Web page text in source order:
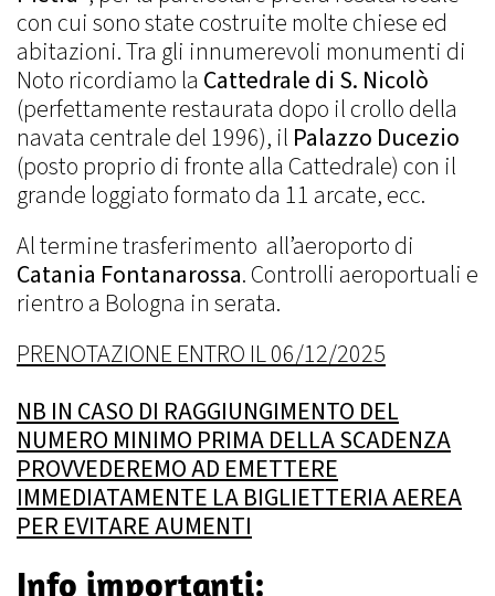
con cui sono state costruite molte chiese ed
abitazioni. Tra gli innumerevoli monumenti di
Noto ricordiamo la Cattedrale di S. Nicolò
(perfettamente restaurata dopo il crollo della
navata centrale del 1996), il Palazzo Ducezio
(posto proprio di fronte alla Cattedrale) con il
grande loggiato formato da 11 arcate, ecc.
Al termine trasferimento all’aeroporto di
Catania Fontanarossa. Controlli aeroportuali e
rientro a Bologna in serata.
PRENOTAZIONE ENTRO IL 06/12/2025
NB IN CASO DI RAGGIUNGIMENTO DEL
NUMERO MINIMO PRIMA DELLA SCADENZA
PROVVEDEREMO AD EMETTERE
IMMEDIATAMENTE LA BIGLIETTERIA AEREA
PER EVITARE AUMENTI
Info importanti: